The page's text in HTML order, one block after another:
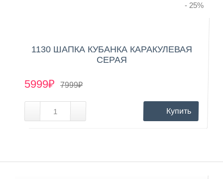
- 25%
1130 ШАПКА КУБАНКА КАРАКУЛЕВАЯ
СЕРАЯ
5999₽ 7999₽
Купить